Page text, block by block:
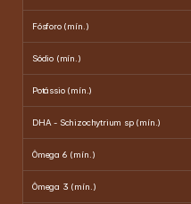
Fósforo (mín.)
Sódio (mín.)
Potássio (mín.)
DHA - Schizochytrium sp (mín.)
Ômega 6 (mín.)
Ômega 3 (mín.)